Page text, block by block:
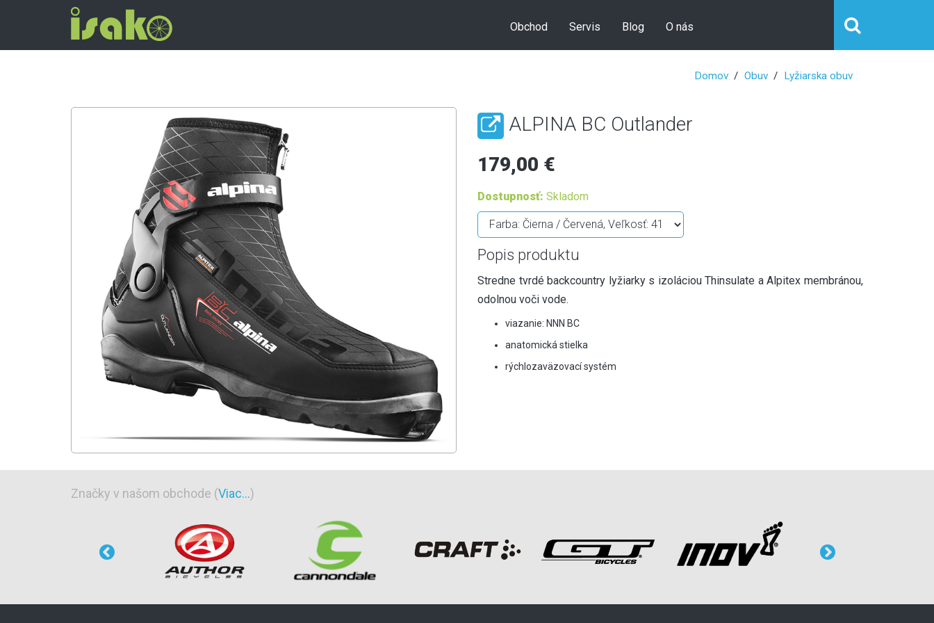
Obchod Servis Blog O nás
Domov Obuv Lyžiarska obuv
ALPINA BC Outlander
179,00 €
Dostupnosť: Skladom
Popis produktu
Stredne tvrdé backcountry lyžiarky s izoláciou Thinsulate a Alpitex membránou,
odolnou voči vode.
viazanie: NNN BC
anatomická stielka
rýchlozaväzovací systém
Značky v našom obchode (Viac...)